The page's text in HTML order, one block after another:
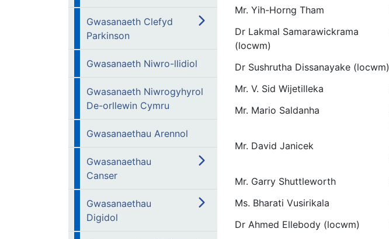
Gwasanaeth Clefyd
Parkinson
Gwasanaeth Niwro-llidiol
Gwasanaeth Niwrogyhyrol
De-orllewin Cymru
Gwasanaethau Arennol
Gwasanaethau
Canser
Gwasanaethau
Digidol
Mr. Yih-Horng Tham
Dr Lakmal Samarawickrama
(locwm)
Dr Sushrutha Dissanayake (locwm)
Mr. V. Sid Wijetilleka
Mr. Mario Saldanha
Mr. David Janicek
Mr. Garry Shuttleworth
Ms. Bharati Vusirikala
Dr Ahmed Ellebody (locwm)